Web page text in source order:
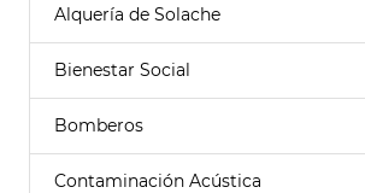
Alquería de Solache
Bienestar Social
Bomberos
Contaminación Acústica